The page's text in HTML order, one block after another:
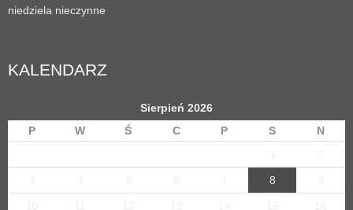
niedziela nieczynne
KALENDARZ
Sierpień 2026
P
W Ś C P S N
8